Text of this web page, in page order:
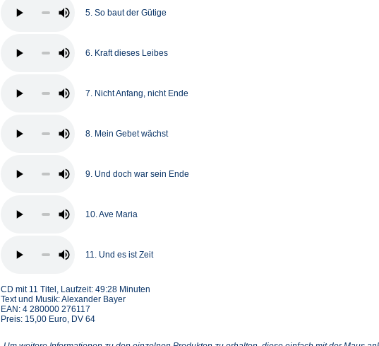
5. So baut der Gütige
6. Kraft dieses Leibes
7. Nicht Anfang, nicht Ende
8. Mein Gebet wächst
9. Und doch war sein Ende
10. Ave Maria
11. Und es ist Zeit
CD mit 11 Titel, Laufzeit: 49:28 Minuten
Text und Musik: Alexander Bayer
EAN: 4 280000 276117
Preis: 15,00 Euro, DV 64